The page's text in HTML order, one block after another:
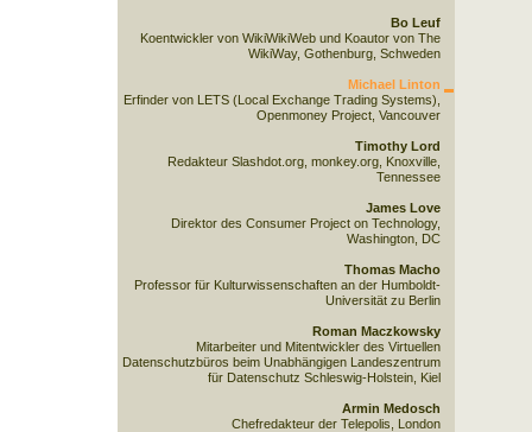
Bo Leuf
Koentwickler von WikiWikiWeb und Koautor von The
WikiWay, Gothenburg, Schweden
Michael Linton
Erfinder von LETS (Local Exchange Trading Systems),
Openmoney Project, Vancouver
Timothy Lord
Redakteur Slashdot.org, monkey.org, Knoxville,
Tennessee
James Love
Direktor des Consumer Project on Technology,
Washington, DC
Thomas Macho
Professor für Kulturwissenschaften an der Humboldt-
Universität zu Berlin
Roman Maczkowsky
Mitarbeiter und Mitentwickler des Virtuellen
Datenschutzbüros beim Unabhängigen Landeszentrum
für Datenschutz Schleswig-Holstein, Kiel
Armin Medosch
Chefredakteur der Telepolis, London